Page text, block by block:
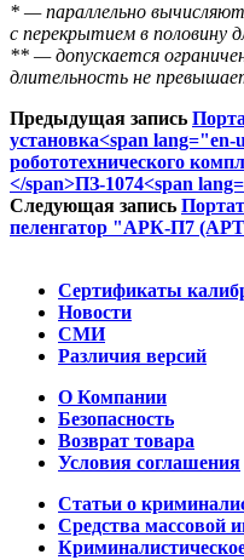
* — параллельно
с перекрытием в половину
** — допускается
длительность не
Предыдущая запись
установка<span
робототехнического
</span>ПЗ-1074<span
Следующая запись
пеленгатор "АРК-П7
Сертификаты
Новости
СМИ
Различия версий
О Компании
Безопасность
Возврат товара
Условия соглашения
Статьи о
Средства массовой